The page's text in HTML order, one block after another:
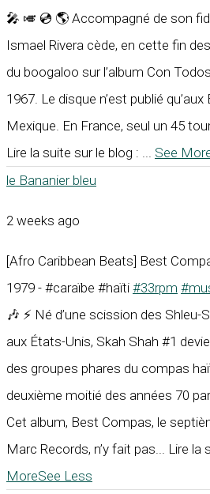
🎤 🎺 💿 🌎 Accompagné de son
Ismael Rivera cède, en cette fin
du boogaloo sur l’album Con
1967. Le disque n’est publié
Mexique. En France, seul un 45
Lire la suite sur le blog :
See
le Bananier bleu
2 weeks ago
[Afro Caribbean Beats] Best
1979 - #caraïbe #haïti #33rpm
🎶 ⚡ Né d’une scission des
aux États-Unis, Skah Shah #1
des groupes phares du compas
deuxième moitié des années 70
Cet album, Best Compas, le
Marc Records, n’y fait pas... Lire la
MoreSee Less